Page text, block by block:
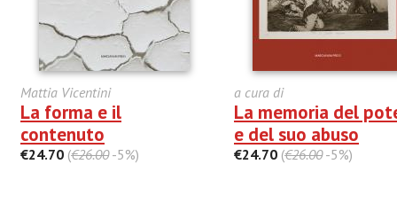
Mattia Vicentini
La forma e il
contenuto
€24.70 (€26.00-5%)
a cura di
La memoria del
e del suo abuso
€24.70 (€26.00-5%)